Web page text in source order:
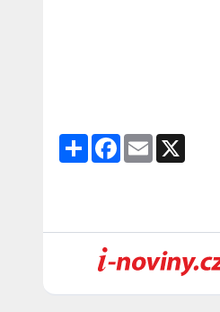
Share Facebook
Email